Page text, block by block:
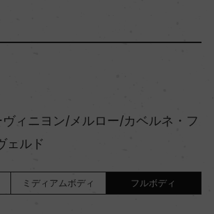
ィニヨン/メルロー/カベルネ・フ
ェルド
ミディアムボディ フルボディ